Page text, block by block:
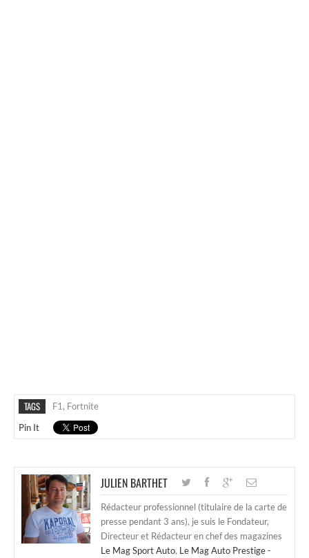
TAGS F1, Fortnite
Pin It
JULIEN BARTHET
Rédacteur professionnel (titulaire de la carte de
presse pendant 3 ans), je suis le Fondateur,
Directeur et Rédacteur en chef des magazines
Le Mag Sport Auto, Le Mag Auto Prestige -